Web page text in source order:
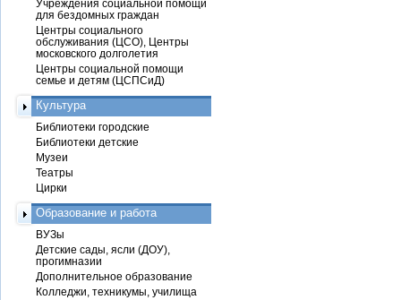
Учреждения социальной помощи
для бездомных граждан
Центры социального
обслуживания (ЦСО), Центры
московского долголетия
Центры социальной помощи
семье и детям (ЦСПСиД)
Культура
Библиотеки городские
Библиотеки детские
Музеи
Театры
Цирки
Образование и работа
ВУЗы
Детские сады, ясли (ДОУ),
прогимназии
Дополнительное образование
Колледжи, техникумы, училища